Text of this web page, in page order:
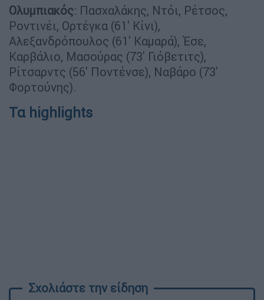
Ολυμπιακός: Πασχαλάκης, Ντόι, Ρέτσος,
Ροντινέι, Ορτέγκα (61' Κίνι),
Αλεξανδρόπουλος (61' Καμαρά), Έσε,
Καρβάλιο, Μασούρας (73' Γιόβετιτς),
Ρίτσαρντς (56' Ποντένσε), Ναβάρο (73'
Φορτούνης).
Τα highlights